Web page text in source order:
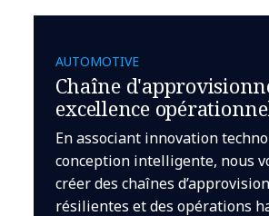
AUTOMOTIVE
Chaîne
excellence
En associant innovation
conception intelligente, nous
créer des chaînes
résilientes et des opérations